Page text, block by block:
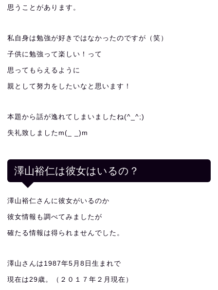
思うことがあります。
私自身は勉強が好きではなかったのですが（笑）
子供に勉強って楽しい！って
思ってもらえるように
親として努力をしたいなと思います！
本題から話が逸れてしまいましたね(^_^;)
失礼致しましたm(_ _)m
澤山裕仁は彼女はいるの？
澤山裕仁さんに彼女がいるのか
彼女情報も調べてみましたが
確たる情報は得られませんでした。
澤山さんは1987年5月8日生まれで
現在は29歳。（２０１７年２月現在）